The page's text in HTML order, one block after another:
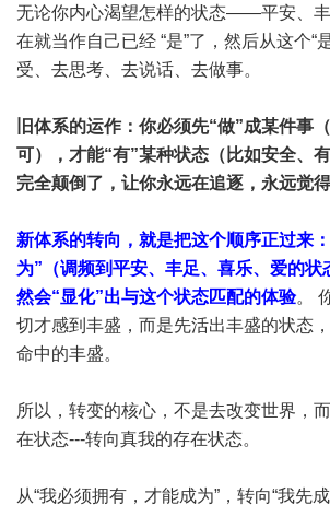
无论你内心渴望怎样的状态——平安、
在就当作自己已经 “是”了，然后从这个“
受、去思考、去说话、去做事。
旧体系的运作：你必须先“做”成某件事
可），才能“有”某种状态（比如安全、有
完全颠倒了，让你永远在追逐，永远觉得
新体系的转向，就是把这个顺序正过来
为”（调频到平安、丰足、喜乐、爱的状
然会“显化”出与这个状态匹配的体验。
切才感到丰盛，而是先活出丰盛的状态
命中的丰盛。
所以，转变的核心，不是去改变世界，
在状态---转向真我的存在状态。
从“我必须拥有，才能成为”，转向“我先